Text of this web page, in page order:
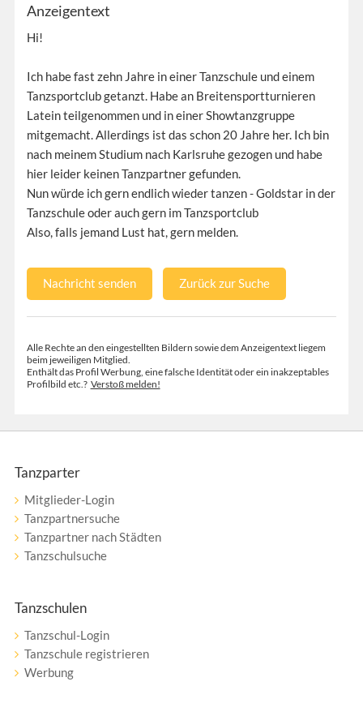
Anzeigentext
Hi!
Ich habe fast zehn Jahre in einer Tanzschule und einem
Tanzsportclub getanzt. Habe an Breitensportturnieren
Latein teilgenommen und in einer Showtanzgruppe
mitgemacht. Allerdings ist das schon 20 Jahre her. Ich bin
nach meinem Studium nach Karlsruhe gezogen und habe
hier leider keinen Tanzpartner gefunden.
Nun würde ich gern endlich wieder tanzen - Goldstar in der
Tanzschule oder auch gern im Tanzsportclub
Also, falls jemand Lust hat, gern melden.
Nachricht senden Zurück zur Suche
Alle Rechte an den eingestellten Bildern sowie dem Anzeigentext liegem
beim jeweiligen Mitglied.
Enthält das Profil Werbung, eine falsche Identität oder ein inakzeptables
Profilbild etc.? Verstoß melden!
Tanzparter
Mitglieder-Login
Tanzpartnersuche
Tanzpartner nach Städten
Tanzschulsuche
Tanzschulen
Tanzschul-Login
Tanzschule registrieren
Werbung